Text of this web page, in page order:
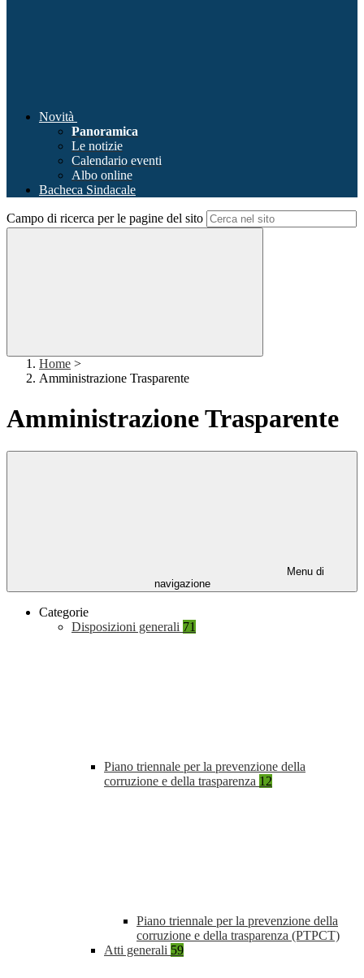
Novità
Panoramica
Le notizie
Calendario eventi
Albo online
Bacheca Sindacale
Campo di ricerca per le pagine del sito
Home >
Amministrazione Trasparente
Amministrazione Trasparente
Menu di
navigazione
Categorie
Disposizioni generali 71
Piano triennale per la prevenzione della
corruzione e della trasparenza 12
Piano triennale per la prevenzione della
corruzione e della trasparenza (PTPCT)
Atti generali 59